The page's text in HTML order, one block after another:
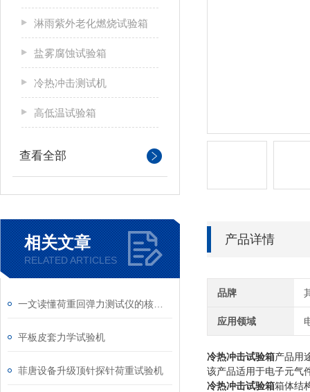
淋雨紫外老化燃烧试验箱
盐雾腐蚀试验箱
冷热冲击测试机
高低温试验箱
查看全部
相关文章
RELATED ARTICLES
平板皮套力学试验机
菲唐设备升级顶针探针荷重试验机
产品详情
品牌
应用领域
冷热冲击试验箱产品用
该产品适用于电子元气
冷热冲击试验箱箱体结